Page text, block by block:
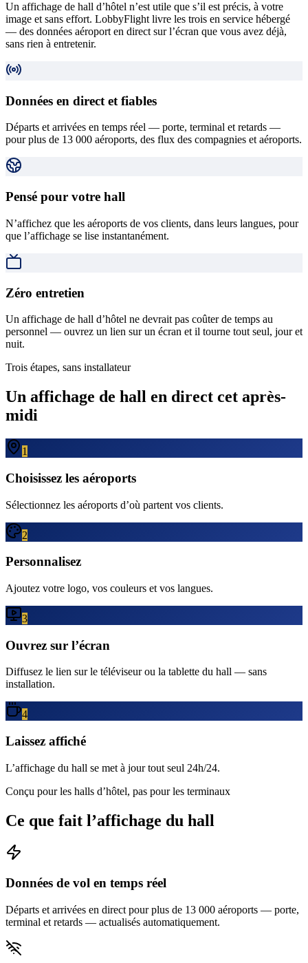
Un affichage de hall d’hôtel n’est utile que s’il est précis, à votre
image et sans effort. LobbyFlight livre les trois en service hébergé
— des données aéroport en direct sur l’écran que vous avez déjà,
sans rien à entretenir.
Données en direct et fiables
Départs et arrivées en temps réel — porte, terminal et retards —
pour plus de 13 000 aéroports, des flux des compagnies et aéroports.
Pensé pour votre hall
N’affichez que les aéroports de vos clients, dans leurs langues, pour
que l’affichage se lise instantanément.
Zéro entretien
Un affichage de hall d’hôtel ne devrait pas coûter de temps au
personnel — ouvrez un lien sur un écran et il tourne tout seul, jour et
nuit.
Trois étapes, sans installateur
Un affichage de hall en direct cet après-
midi
1
Choisissez les aéroports
Sélectionnez les aéroports d’où partent vos clients.
2
Personnalisez
Ajoutez votre logo, vos couleurs et vos langues.
3
Ouvrez sur l’écran
Diffusez le lien sur le téléviseur ou la tablette du hall — sans
installation.
4
Laissez affiché
L’affichage du hall se met à jour tout seul 24h/24.
Conçu pour les halls d’hôtel, pas pour les terminaux
Ce que fait l’affichage du hall
Données de vol en temps réel
Départs et arrivées en direct pour plus de 13 000 aéroports — porte,
terminal et retards — actualisés automatiquement.